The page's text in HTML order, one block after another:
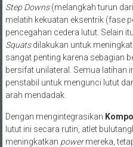
Step Downs(melangkah turun
melatih kekuatan eksentrik (fase
pencegahan cedera lutut. Selain itu,
Squatsdilakukan untuk
sangat penting karena sebagian
bersifat unilateral. Semua latihan
penstabil untuk mengunci lutut
arah mendadak.
Dengan mengintegrasikan
lutut ini secara rutin, atlet
meningkatkan powermereka,